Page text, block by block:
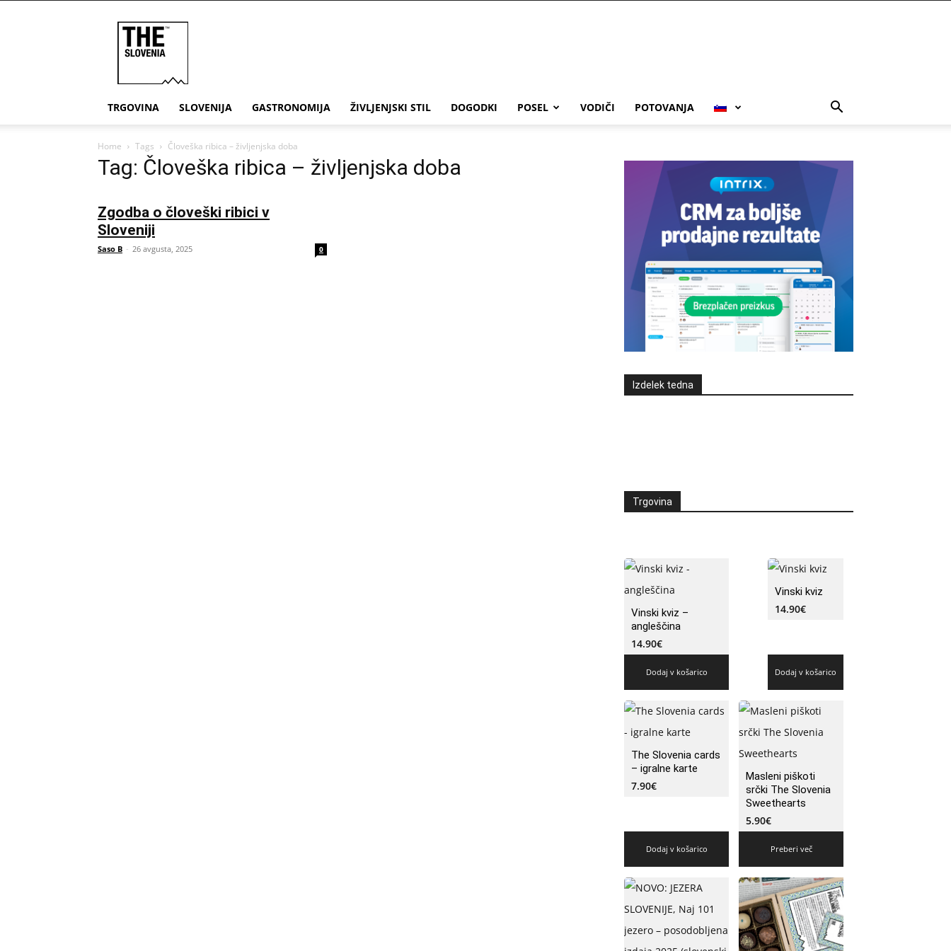
TRGOVINA SLOVENIJA GASTRONOMIJA ŽIVLJENJSKI STIL DOGODKI POSEL VODIČI POTOVANJA
Home Tags Človeška ribica – življenjska doba
Tag: Človeška ribica – življenjska doba
Zgodba o človeški ribici v
Sloveniji
Saso B - 26 avgusta, 2025 0
Izdelek tedna
Trgovina
Vinski kviz –
angleščina
14.90€
Dodaj v košarico
Vinski kviz
14.90€
Dodaj v košarico
The Slovenia cards
– igralne karte
7.90€
Dodaj v košarico
Masleni piškoti
srčki The Slovenia
Sweethearts
5.90€
Preberi več